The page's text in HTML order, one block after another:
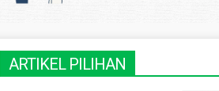
ARTIKEL PILIHAN